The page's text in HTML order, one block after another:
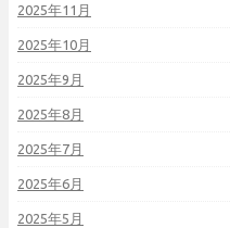
2025年11月
2025年10月
2025年9月
2025年8月
2025年7月
2025年6月
2025年5月